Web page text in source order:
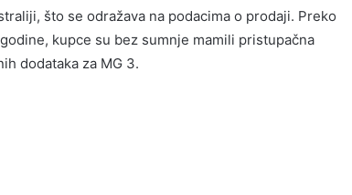
što se odražava na podacima o prodaji. Preko
kupce su bez sumnje mamili pristupačna
dodataka za MG 3.